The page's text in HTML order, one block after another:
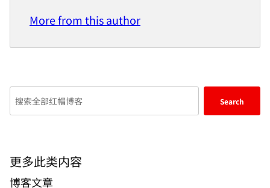
Red Hat helps customers integrate new and
secure, and manage complex environments.
Award-winning support, training, and
consulting services make Red Hat a trusted
application vendors, customers, and open
source communities, Red Hat can help
organizations prepare for the digital future.
More from this author
Enter
keywords
search
blogs
Search
更多此类内容
博客文章